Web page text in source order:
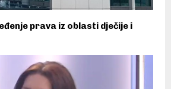
prava iz oblasti dječije i